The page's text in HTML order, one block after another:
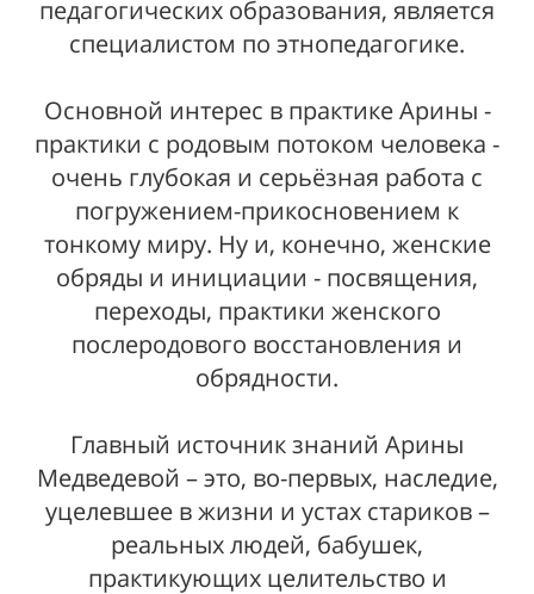
педагогических образования, является
специалистом по этнопедагогике.
Основной интерес в практике Арины -
практики с родовым потоком человека -
очень глубокая и серьёзная работа с
погружением-прикосновением к
тонкому миру. Ну и, конечно, женские
обряды и инициации - посвящения,
переходы, практики женского
послеродового восстановления и
обрядности.
Главный источник знаний Арины
Медведевой – это, во-первых, наследие,
уцелевшее в жизни и устах стариков –
реальных людей, бабушек,
практикующих целительство и